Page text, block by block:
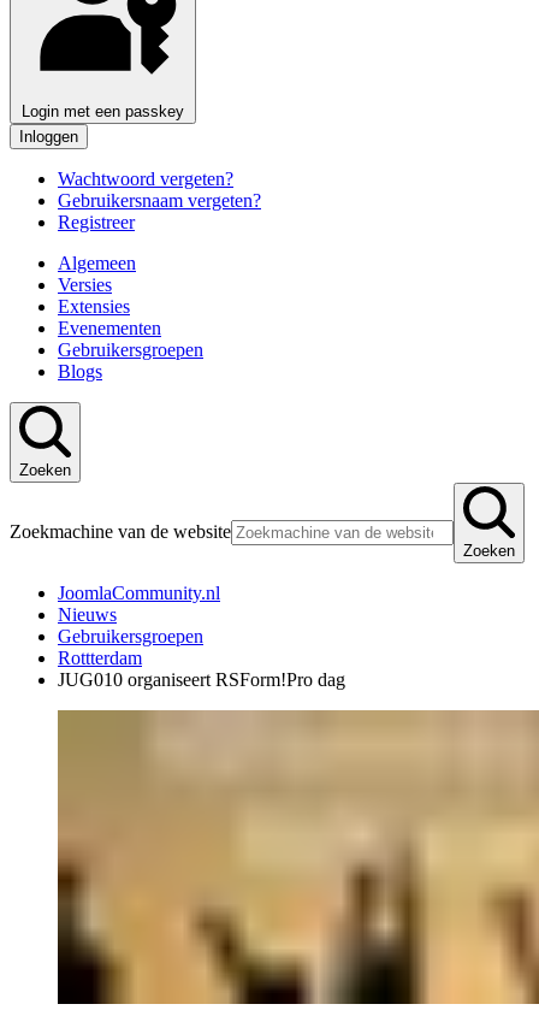
Login met een passkey
Inloggen
Wachtwoord vergeten?
Gebruikersnaam vergeten?
Registreer
Algemeen
Versies
Extensies
Evenementen
Gebruikersgroepen
Blogs
Zoeken
Zoekmachine van de website
Zoeken
JoomlaCommunity.nl
Nieuws
Gebruikersgroepen
Rottterdam
JUG010 organiseert RSForm!Pro dag